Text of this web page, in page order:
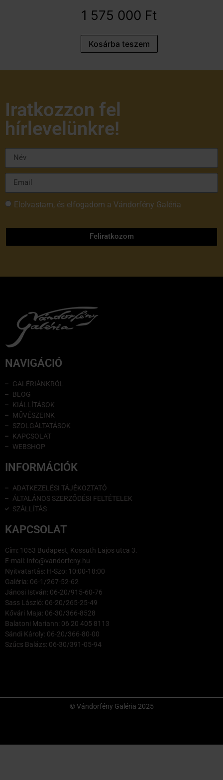
1 575 000 Ft
Kosárba teszem
Iratkozzon fel
hírlevelünkre!
Elolvastam, és elfogadom a Vándorfény Galéria
Feliratkozom
NAVIGÁCIÓ
GALÉRIÁNKRÓL
BLOG
KIÁLLÍTÁSOK
MŰVÉSZEINK
SZOLGÁLTATÁSOK
KAPCSOLAT
WEBSHOP
INFORMÁCIÓK
ADATKEZELÉSI TÁJÉKOZTATÓ
ÁLTALÁNOS SZERZŐDÉSI FELTÉTELEK
SZÁLLÍTÁS
KAPCSOLAT
Cím: 1053 Budapest, Kossuth Lajos utca 3.
E-mail: info@vandorfeny.hu
Nyitvatartás: H-Szo: 10:00-18:00
Galéria: 06-1/267-52-62
Jánosi István: 06-20/915-60-76
Sass László: 06-20/265-25-49
Kővári Maja: 06-30/366-8528
Balatoni Mariann: 06 20 405 8113
Sándi Károly: 06-20/366-80-00
Szűcs Balázs: 06-30/391-05-94
© Vándorfény Galéria 2025